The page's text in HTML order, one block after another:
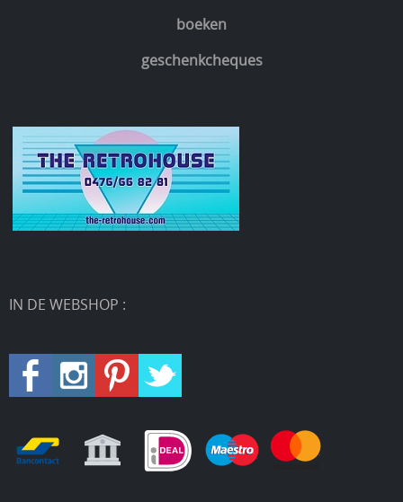
boeken
geschenkcheques
IN DE WEBSHOP :